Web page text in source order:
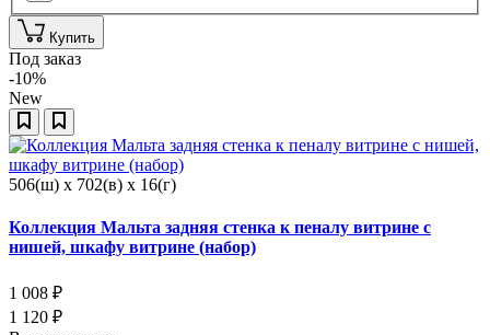
Купить
Под заказ
-10%
New
506(ш) x 702(в) x 16(г)
Коллекция Мальта задняя стенка к пеналу витрине с
нишей, шкафу витрине (набор)
1 008 ₽
1 120 ₽